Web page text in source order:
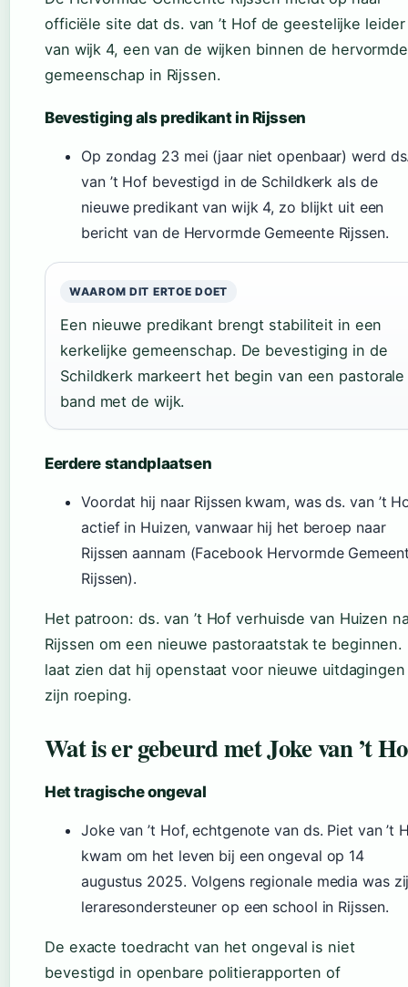
officiële site dat ds. van ’t Hof de geestelijke
van wijk 4, een van de wijken binnen de hervormde
gemeenschap in Rijssen.
Bevestiging als predikant in Rijssen
Op zondag 23 mei (jaar niet openbaar) werd
van ’t Hof bevestigd in de Schildkerk als de
nieuwe predikant van wijk 4, zo blijkt uit een
bericht van de Hervormde Gemeente Rijssen.
WAAROM DIT ERTOE DOET
Een nieuwe predikant brengt stabiliteit in een
kerkelijke gemeenschap. De bevestiging in de
Schildkerk markeert het begin van een pastorale
band met de wijk.
Eerdere standplaatsen
Voordat hij naar Rijssen kwam, was ds. van ’t
actief in Huizen, vanwaar hij het beroep naar
Rijssen aannam (Facebook Hervormde
Rijssen).
Het patroon: ds. van ’t Hof verhuisde van Huizen
Rijssen om een nieuwe pastoraatstak te beginnen.
laat zien dat hij openstaat voor nieuwe
zijn roeping.
Wat is er gebeurd met Joke van ’t
Het tragische ongeval
Joke van ’t Hof, echtgenote van ds. Piet van ’t
kwam om het leven bij een ongeval op 14
augustus 2025. Volgens regionale media was
leraresondersteuner op een school in Rijssen.
De exacte toedracht van het ongeval is niet
bevestigd in openbare politierapporten of